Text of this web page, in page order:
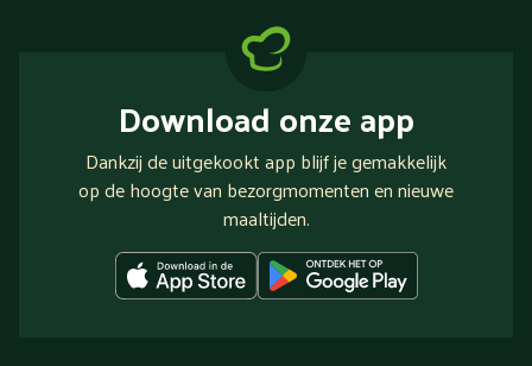
Download onze app
Dankzij de uitgekookt app blijf je gemakkelijk
op de hoogte van bezorgmomenten en nieuwe
maaltijden.